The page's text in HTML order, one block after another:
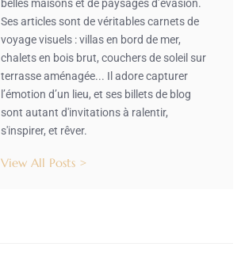
belles maisons et de paysages d’évasion.
Ses articles sont de véritables carnets de
voyage visuels : villas en bord de mer,
chalets en bois brut, couchers de soleil sur
terrasse aménagée... Il adore capturer
l’émotion d’un lieu, et ses billets de blog
sont autant d'invitations à ralentir,
s'inspirer, et rêver.
View All Posts >